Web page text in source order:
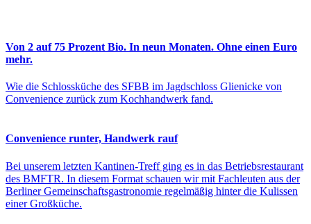
Von 2 auf 75 Prozent Bio. In neun Monaten. Ohne einen Euro
mehr.
Wie die Schlossküche des SFBB im Jagdschloss Glienicke von
Convenience zurück zum Kochhandwerk fand.
Convenience runter, Handwerk rauf
Bei unserem letzten Kantinen-Treff ging es in das Betriebsrestaurant
des BMFTR. In diesem Format schauen wir mit Fachleuten aus der
Berliner Gemeinschaftsgastronomie regelmäßig hinter die Kulissen
einer Großküche.